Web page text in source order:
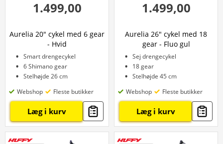
1.499,00
Aurelia 20" cykel med 6 gear
- Hvid
Smart drengecykel
6 Shimano gear
Stelhøjde 26 cm
Webshop
Fleste butikker
Læg i kurv
1.499,00
Aurelia 26" cykel med 18
gear - Fluo gul
Sej drengecykel
18 gear
Stelhøjde 45 cm
Webshop
Fleste butikker
Læg i kurv